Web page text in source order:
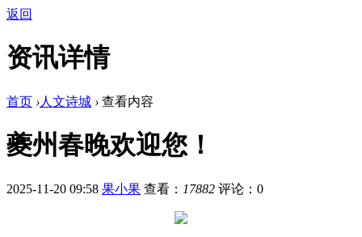
返回
资讯详情
首页 ›人文诗城 › 查看内容
夔州春晚欢迎您！
2025-11-20 09:58 果小果 查看： 17882 评论：0